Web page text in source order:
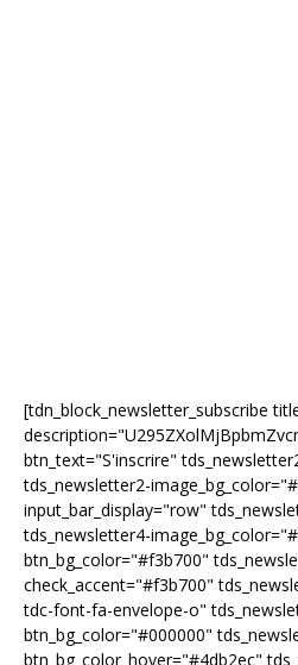
[tdn_block_newsletter_subscribe
btn_text="S'inscrire"
tds_newsletter2-
input_bar_display="row"
tds_newsletter4-
btn_bg_color="#f3b700"
check_accent="#f3b700"
tdc-font-fa-envelope-o"
btn_bg_color="#000000"
btn_bg_color_hover="#4db2ec"